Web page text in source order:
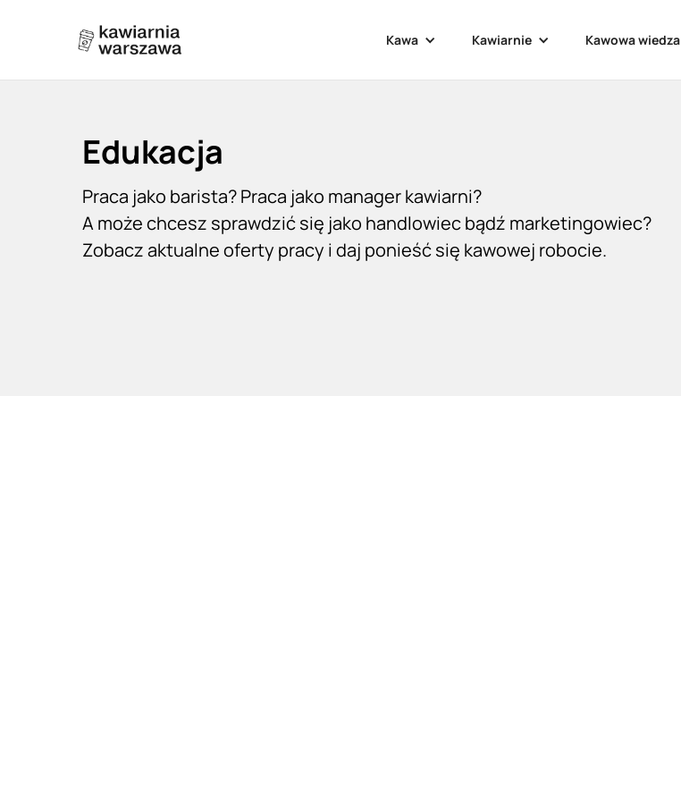
Kawa Kawiarnie Kawowa wiedza
Edukacja
Praca jako barista? Praca jako manager kawiarni?
A może chcesz sprawdzić się jako handlowiec bądź marketingowiec?
Zobacz aktualne oferty pracy i daj ponieść się kawowej robocie.